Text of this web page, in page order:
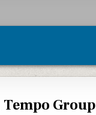
Group